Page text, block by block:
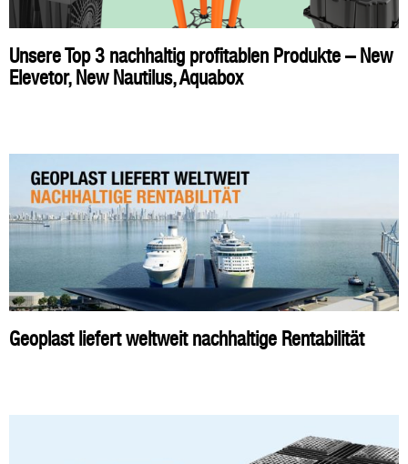
Unsere Top 3 nachhaltig profitablen Produkte – New
Elevetor, New Nautilus, Aquabox
Geoplast liefert weltweit nachhaltige Rentabilität